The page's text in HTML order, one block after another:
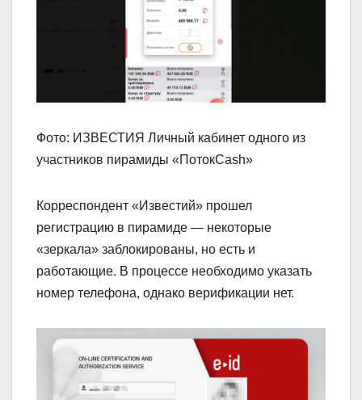
Фото: ИЗВЕСТИЯ Личный кабинет одного из
участников пирамиды «ПотокCash»
Корреспондент «Известий» прошел
регистрацию в пирамиде — некоторые
«зеркала» заблокированы, но есть и
работающие. В процессе необходимо указать
номер телефона, однако верификации нет.